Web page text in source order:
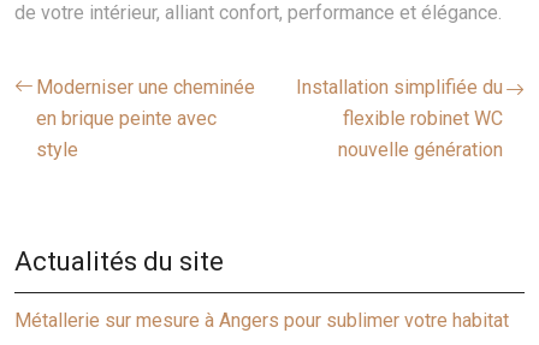
de votre intérieur, alliant confort, performance et élégance.
Moderniser une cheminée
en brique peinte avec
style
Installation simplifiée du
flexible robinet WC
nouvelle génération
Actualités du site
Métallerie sur mesure à Angers pour sublimer votre habitat